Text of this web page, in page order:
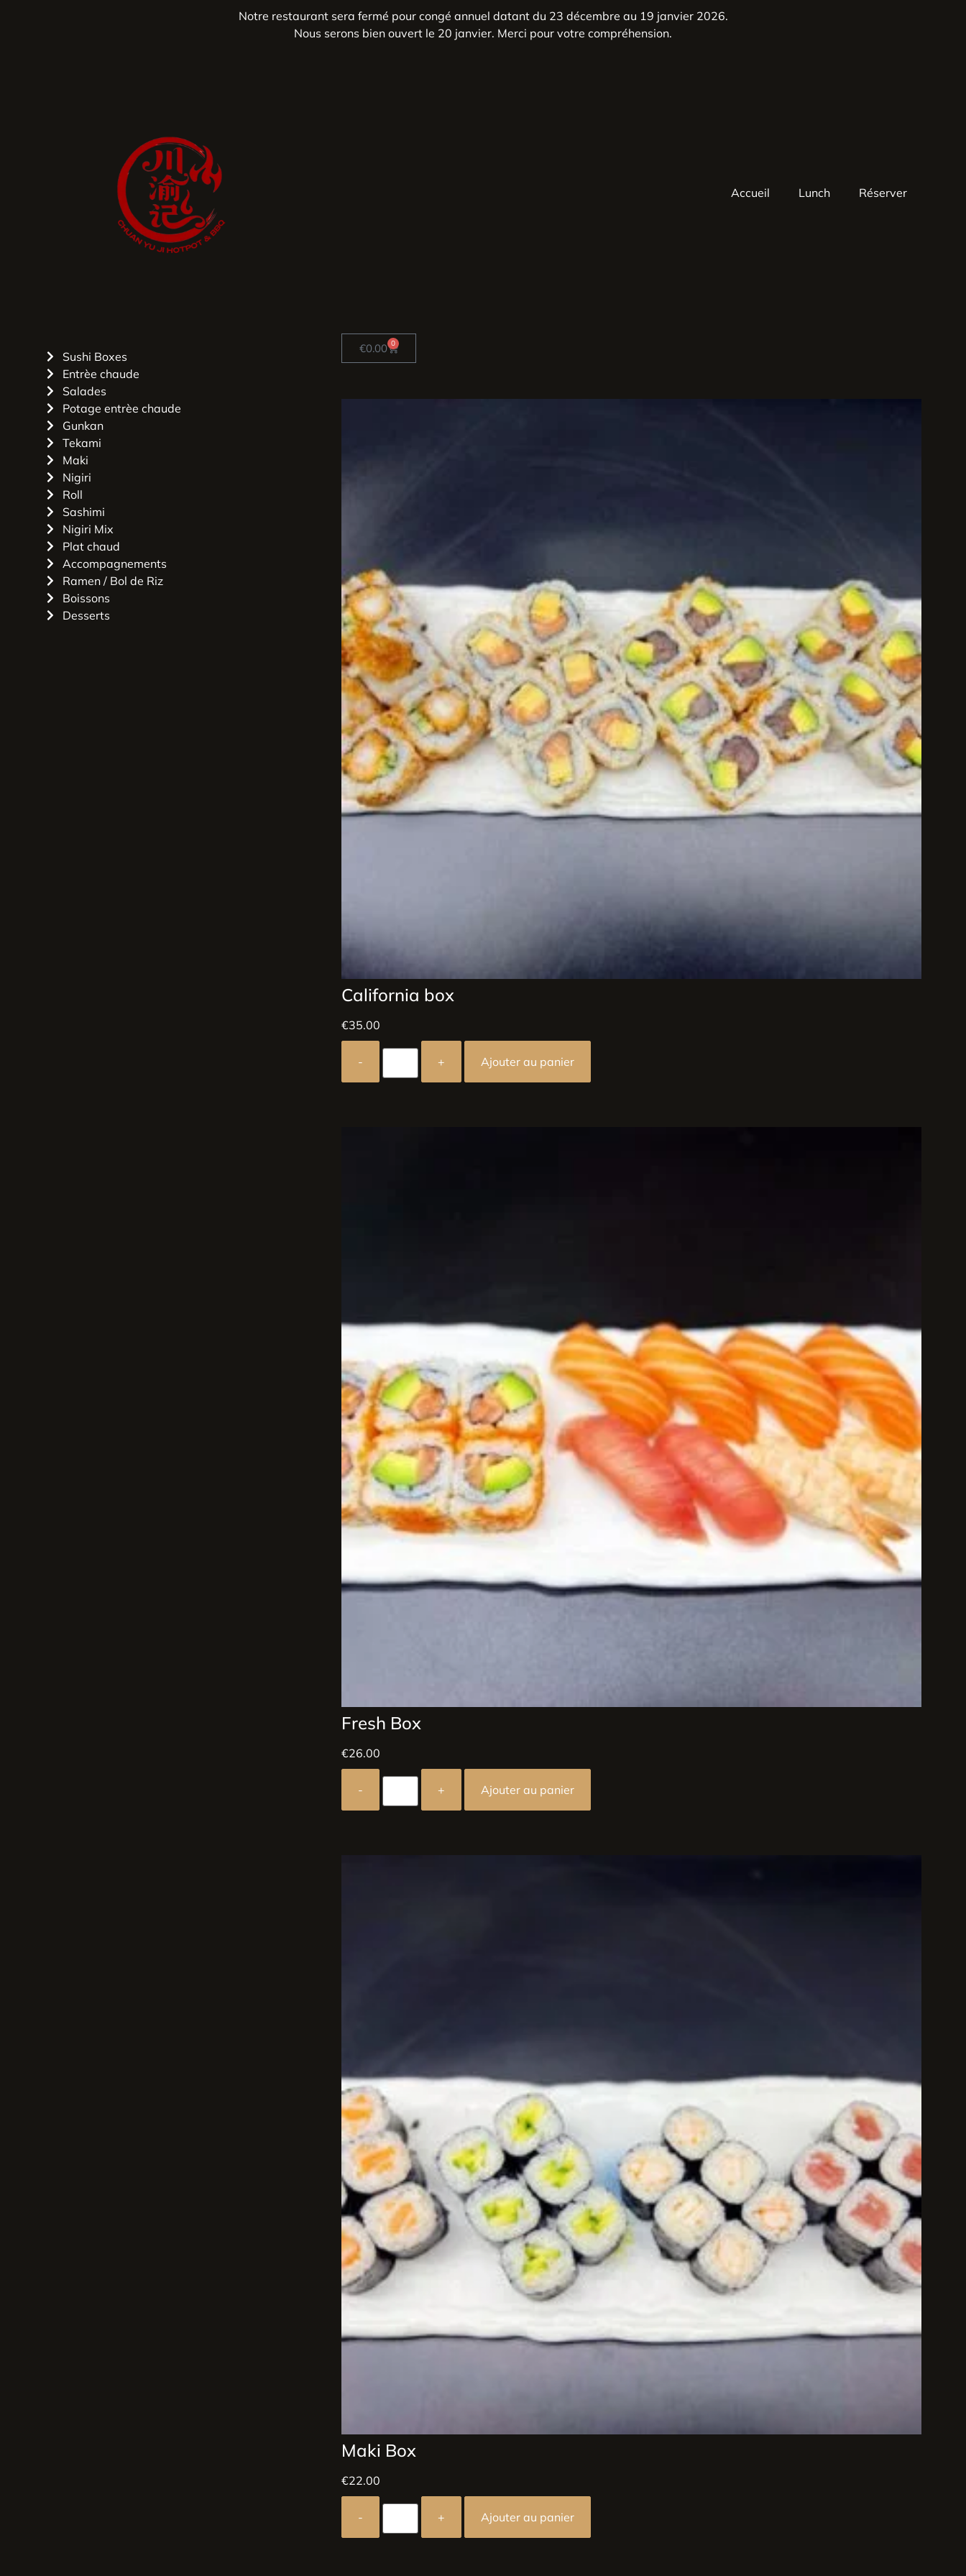
Notre restaurant sera fermé pour congé annuel datant du 23 décembre au 19 janvier 2026.
Nous serons bien ouvert le 20 janvier. Merci pour votre compréhension.
Accueil Lunch Réserver
Sushi Boxes
Entrèe chaude
Salades
Potage entrèe chaude
Gunkan
Tekami
Maki
Nigiri
Roll
Sashimi
Nigiri Mix
Plat chaud
Accompagnements
Ramen / Bol de Riz
Boissons
Desserts
€0.00 0
California box
€35.00
- + Ajouter au panier
Fresh Box
€26.00
- + Ajouter au panier
Maki Box
€22.00
- + Ajouter au panier